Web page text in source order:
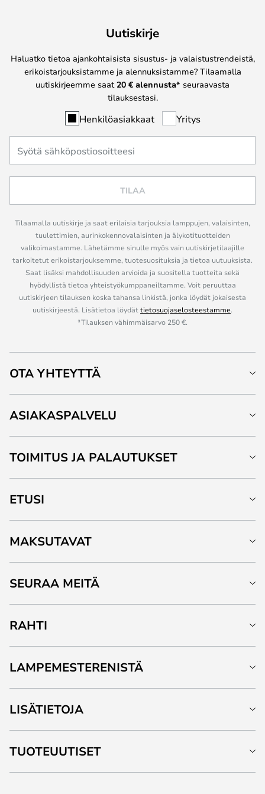
Uutiskirje
Haluatko tietoa ajankohtaisista sisustus- ja valaistustrendeistä,
erikoistarjouksistamme ja alennuksistamme? Tilaamalla
uutiskirjeemme saat 20 € alennusta* seuraavasta
tilauksestasi.
Henkilöasiakkaat Yritys
TILAA
Tilaamalla uutiskirje ja saat erilaisia tarjouksia lamppujen, valaisinten,
tuulettimien, aurinkokennovalaisinten ja älykotituotteiden
valikoimastamme. Lähetämme sinulle myös vain uutiskirjetilaajille
tarkoitetut erikoistarjouksemme, tuotesuosituksia ja tietoa uutuuksista.
Saat lisäksi mahdollisuuden arvioida ja suositella tuotteita sekä
hyödyllistä tietoa yhteistyökumppaneiltamme. Voit peruuttaa
uutiskirjeen tilauksen koska tahansa linkistä, jonka löydät jokaisesta
uutiskirjeestä. Lisätietoa löydättietosuojaselosteestamme.
*Tilauksen vähimmäisarvo 250 €.
OTA YHTEYTTÄ
ASIAKASPALVELU
TOIMITUS JA PALAUTUKSET
ETUSI
MAKSUTAVAT
SEURAA MEITÄ
RAHTI
LAMPEMESTERENISTÄ
LISÄTIETOJA
TUOTEUUTISET